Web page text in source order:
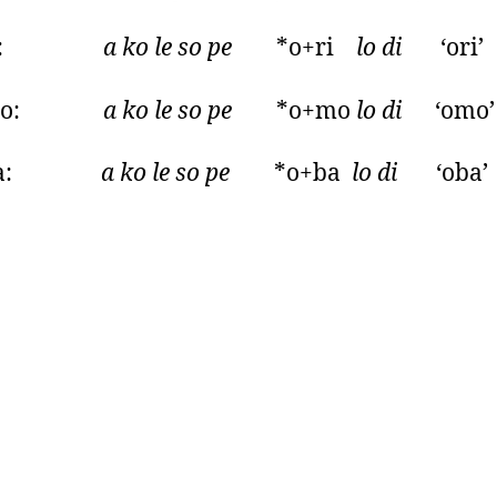
a ko le so pe *o+ri lo di ‘ori’
a ko le so pe *o+mo lo di ‘omo’
a ko le so pe *o+ba lo di ‘oba’